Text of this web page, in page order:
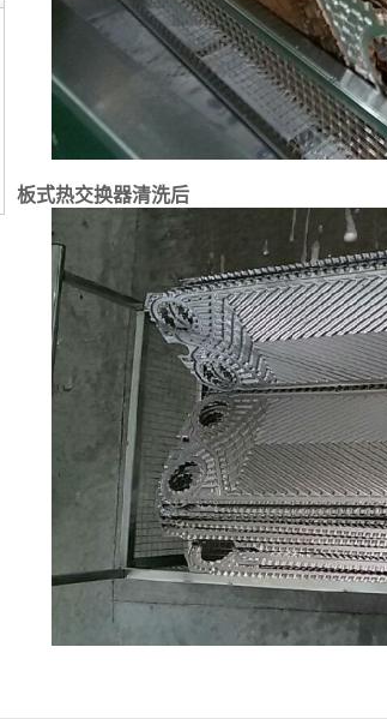
板式热交换器清洗后